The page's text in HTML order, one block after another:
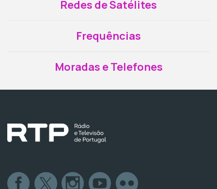
Redes de Satélites
Frequências
Moradas e Telefones